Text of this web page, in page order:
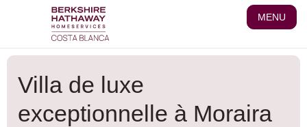
MENU
Villa de luxe
exceptionnelle à Moraira